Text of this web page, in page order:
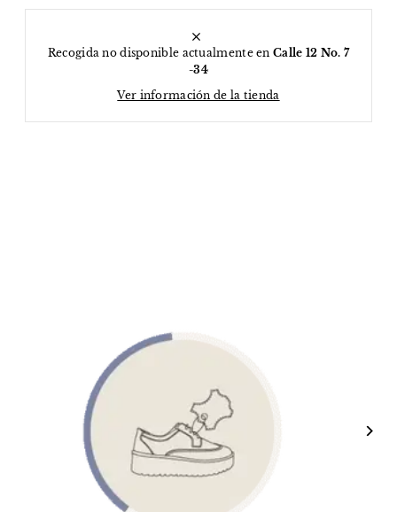
Recogida no disponible actualmente enCalle 12 No. 7
-34
Ver información de la tienda